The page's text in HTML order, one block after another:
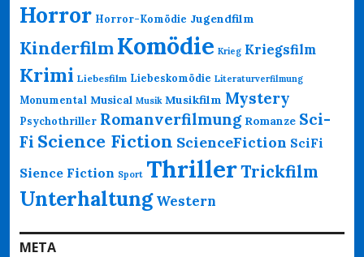
Horror Horror-Komödie Jugendfilm
KinderfilmKomödie Krieg Kriegsfilm
Krimi Liebesfilm Liebeskomödie Literaturverfilmung
Monumental Musical Musik Musikfilm Mystery
Psychothriller Romanverfilmung Romanze Sci-
Fi Science Fiction ScienceFiction SciFi
Sience Fiction Sport ThrillerTrickfilm
Unterhaltung Western
META